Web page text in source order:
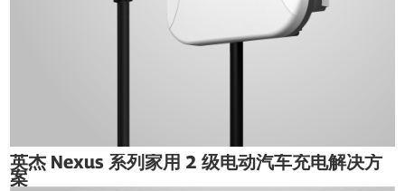
英杰 Nexus 系列家用 2 级电动汽车充电解决方
案